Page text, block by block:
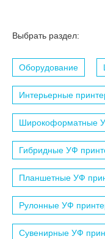
Выбрать раздел:
Оборудование
Интерьерные
Широкоформатные
Гибридные УФ
Планшетные УФ
Рулонные УФ
Сувенирные УФ